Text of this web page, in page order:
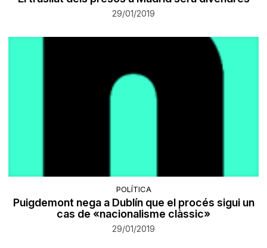
29/01/2019
POLÍTICA
Puigdemont nega a Dublín que el procés sigui un
cas de «nacionalisme clàssic»
29/01/2019